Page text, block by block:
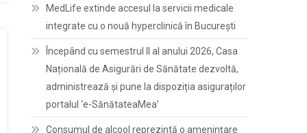
MedLife extinde accesul la servicii medicale
integrate cu o nouă hyperclinică în București
Începând cu semestrul II al anului 2026, Casa
Națională de Asigurări de Sănătate dezvoltă,
administrează și pune la dispoziția asiguraților
portalul ‘e-SănătateaMea’
Consumul de alcool reprezintă o amenințare